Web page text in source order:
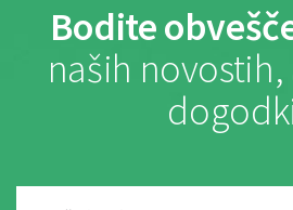
Bodite
naših